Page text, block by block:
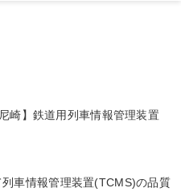
】鉄道用列車情報管理装置
車情報管理装置(TCMS)の品質